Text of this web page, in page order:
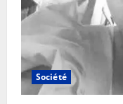
Société